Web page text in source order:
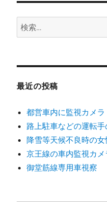
検
索:
最近の投稿
都営車内に監視カメラ
路上駐車などの運転
降雪等天候不良時の
京王線の車内監視カメ
御堂筋線専用車視察